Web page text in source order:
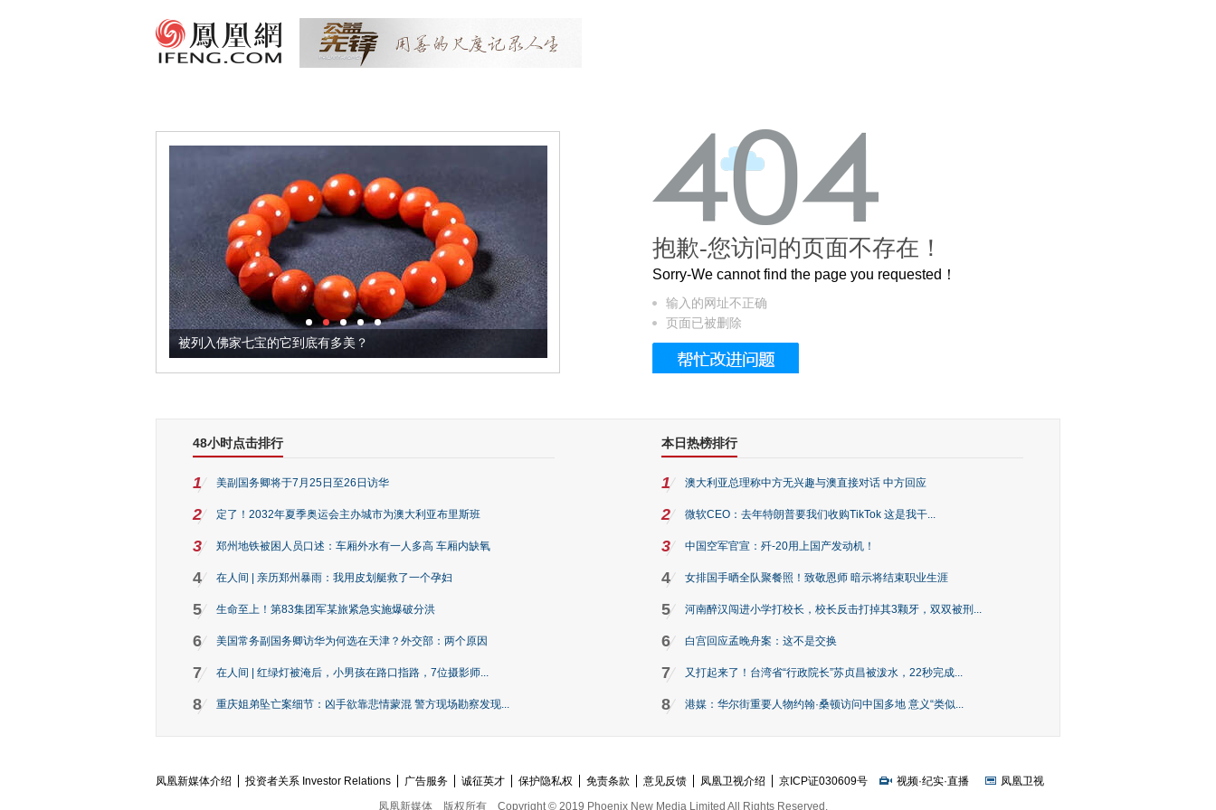
被列入佛家七宝的它到底有多美？ 这个3.2米的长卷，还原了600岁的紫禁城
抱歉-您访问的页面不存在！
Sorry-We cannot find the page you requested！
输入的网址不正确
页面已被删除
48小时点击排行
1 美副国务卿将于7月25日至26日访华
2 定了！2032年夏季奥运会主办城市为澳大利亚布里斯班
3 郑州地铁被困人员口述：车厢外水有一人多高 车厢内缺氧
4 在人间 | 亲历郑州暴雨：我用皮划艇救了一个孕妇
5 生命至上！第83集团军某旅紧急实施爆破分洪
6 美国常务副国务卿访华为何选在天津？外交部：两个原因
7 在人间 | 红绿灯被淹后，小男孩在路口指路，7位摄影师...
8 重庆姐弟坠亡案细节：凶手欲靠悲情蒙混 警方现场勘察发现...
本日热榜排行
1 澳大利亚总理称中方无兴趣与澳直接对话 中方回应
2 微软CEO：去年特朗普要我们收购TikTok 这是我干...
3 中国空军官宣：歼-20用上国产发动机！
4 女排国手晒全队聚餐照！致敬恩师 暗示将结束职业生涯
5 河南醉汉闯进小学打校长，校长反击打掉其3颗牙，双双被刑...
6 白宫回应孟晚舟案：这不是交换
7 又打起来了！台湾省“行政院长”苏贞昌被泼水，22秒完成...
8 港媒：华尔街重要人物约翰·桑顿访问中国多地 意义“类似...
凤凰新媒体介绍 投资者关系 Investor Relations 广告服务 诚征英才 保护隐私权 免责条款 意见反馈 凤凰卫视介绍 京ICP证030609号 视频·纪实·直播
凤凰卫视
凤凰新媒体
版权所有 Copyright © 2019 Phoenix New Media Limited All Rights Reserved.